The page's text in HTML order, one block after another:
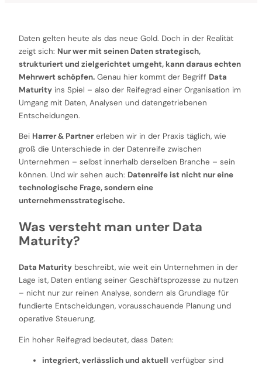
Daten gelten heute als das neue Gold. Doch in der Realität
zeigt sich: Nur wer mit seinen Daten strategisch,
strukturiert und zielgerichtet umgeht, kann daraus echten
Mehrwert schöpfen. Genau hier kommt der Begriff Data
Maturity ins Spiel – also der Reifegrad einer Organisation im
Umgang mit Daten, Analysen und datengetriebenen
Entscheidungen.
Bei Harrer & Partnererleben wir in der Praxis täglich, wie
groß die Unterschiede in der Datenreife zwischen
Unternehmen – selbst innerhalb derselben Branche – sein
können. Und wir sehen auch: Datenreife ist nicht nur eine
technologische Frage, sondern eine
unternehmensstrategische.
Was versteht man unter Data
Maturity?
Data Maturity beschreibt, wie weit ein Unternehmen in der
Lage ist, Daten entlang seiner Geschäftsprozesse zu nutzen
– nicht nur zur reinen Analyse, sondern als Grundlage für
fundierte Entscheidungen, vorausschauende Planung und
operative Steuerung.
Ein hoher Reifegrad bedeutet, dass Daten:
integriert, verlässlich und aktuell verfügbar sind